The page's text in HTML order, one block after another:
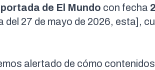
portada de El Mundo con fecha
del 27 de mayo de 2026, esta],
alertado de cómo